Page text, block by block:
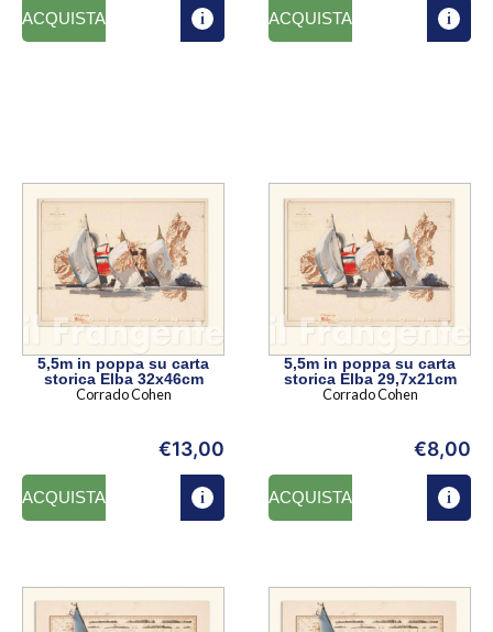
ACQUISTA ACQUISTA
5,5m in poppa su carta
storica Elba 32x46cm
Corrado Cohen
€13,00
ACQUISTA
5,5m in poppa su carta
storica Elba 29,7x21cm
Corrado Cohen
€8,00
ACQUISTA